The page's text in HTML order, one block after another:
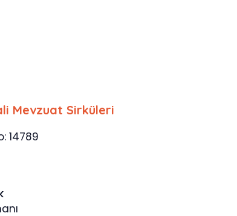
Mevzuat Sirküleri
14789